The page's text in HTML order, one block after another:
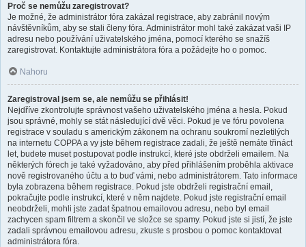
Proč se nemůžu zaregistrovat?
Je možné, že administrátor fóra zakázal registrace, aby zabránil novým
návštěvníkům, aby se stali členy fóra. Administrátor mohl také zakázat vaši IP
adresu nebo používání uživatelského jména, pomocí kterého se snažíš
zaregistrovat. Kontaktujte administrátora fóra a požádejte ho o pomoc.
Nahoru
Zaregistroval jsem se, ale nemůžu se přihlásit!
Nejdříve zkontrolujte správnost vašeho uživatelského jména a hesla. Pokud
jsou správné, mohly se stát následující dvě věci. Pokud je ve fóru povolena
registrace v souladu s americkým zákonem na ochranu soukromí nezletilých
na internetu COPPA a vy jste během registrace zadali, že ještě nemáte třináct
let, budete muset postupovat podle instrukcí, které jste obdrželi emailem. Na
některých fórech je také vyžadováno, aby před přihlášením proběhla aktivace
nově registrovaného účtu a to buď vámi, nebo administrátorem. Tato informace
byla zobrazena během registrace. Pokud jste obdrželi registrační email,
pokračujte podle instrukcí, které v něm najdete. Pokud jste registrační email
neobdrželi, mohli jste zadat špatnou emailovou adresu, nebo byl email
zachycen spam filtrem a skončil ve složce se spamy. Pokud jste si jistí, že jste
zadali správnou emailovou adresu, zkuste s prosbou o pomoc kontaktovat
administrátora fóra.